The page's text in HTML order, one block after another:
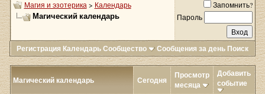
Магия и эзотерика > Календарь
Магический календарь
Запомнить?
Пароль
Регистрация КалендарьСообщество Сообщения за день Поиск
Магический календарь Сегодня
Просмотр
месяца
Добавить
событие